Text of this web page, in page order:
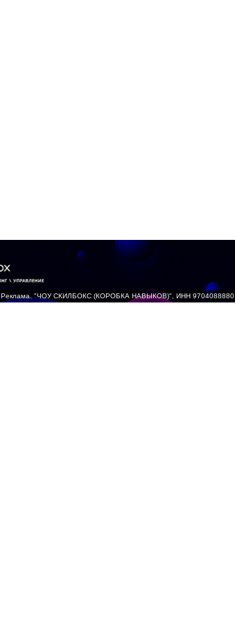
Реклама. "ЧОУ СКИЛБОКС (КОРОБКА НАВЫКОВ)", ИНН 9704088880